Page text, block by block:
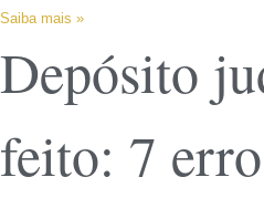
Saiba mais »
Depósito
feito: 7